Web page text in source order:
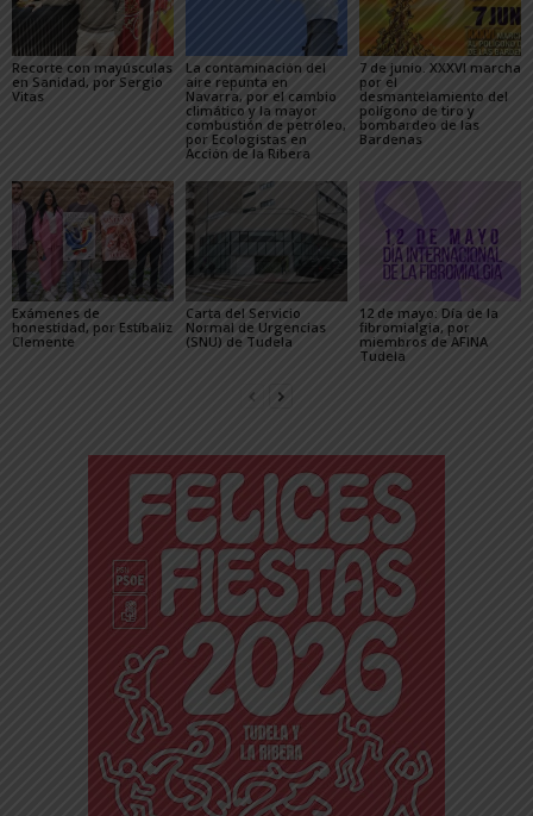
Recorte con mayúsculas
en Sanidad, por Sergio
Vitas
La contaminación del
aire repunta en
Navarra, por el cambio
climático y la mayor
combustión de petróleo,
por Ecologistas en
Acción de la Ribera
7 de junio. XXXVI marcha
por el
desmantelamiento del
polígono de tiro y
bombardeo de las
Bardenas
Exámenes de
honestidad, por Estíbaliz
Clemente
Carta del Servicio
Normal de Urgencias
(SNU) de Tudela
12 de mayo: Día de la
fibromialgia, por
miembros de AFINA
Tudela